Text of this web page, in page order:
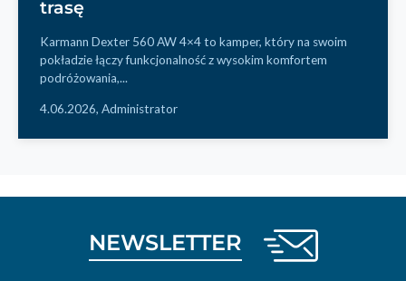
trasę
Karmann Dexter 560 AW 4×4 to kamper, który na swoim
pokładzie łączy funkcjonalność z wysokim komfortem
podróżowania,...
4.06.2026, Administrator
NEWSLETTER